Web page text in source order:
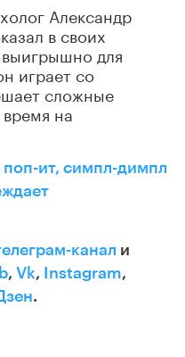
Александр
в своих
выигрышно для
играет со
сложные
на
поп-ит, симпл-димпл
канал и
, Vk, Instagram,
.